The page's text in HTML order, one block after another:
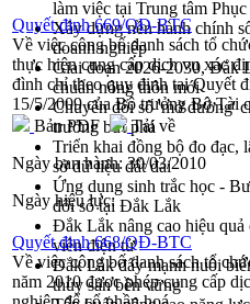
làm việc tại Trung tâm
Xây dựng nền hành chính
doanh nghiệp
Giai đoạn 2026-2030, Đắk
chuẩn nông thôn mới
Chuyển đổi số 'mở đường'
trưởng bứt phá
Triển khai đồng bộ đo đạc,
sở dữ liệu đất đai
Ứng dụng sinh trắc học -
đổi số tại Đắk Lắk
Đắk Lắk nâng cao hiệu
viên điện tử
Đắk Lắk đẩy mạnh nuôi
thủy sản bền vững
Quyết định 669/QĐ-BTC
Về việc công bố danh sách tổ
thực hiện cung cấp dịch vụ xác
đình chỉ theo quy định tại Quyết
15/5/2009 của Bộ trưởng Bộ Tài
Bản PDF
Tải về
Ngày ban hành:30/03/2010
Ngày hiệu lực:
Quyết định 668/QĐ-BTC
Về việc công bố danh sách tổ
năm 2010 được phép cung cấp